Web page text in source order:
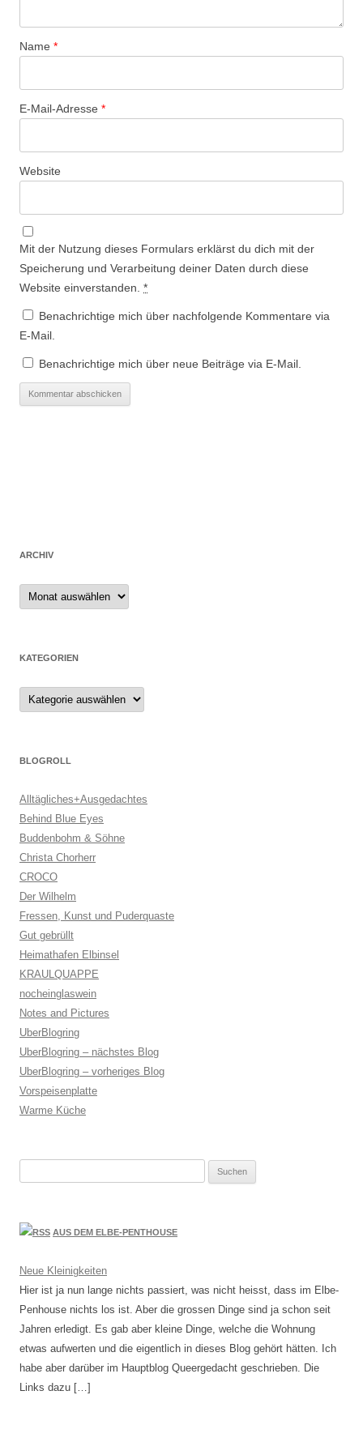
Name *
E-Mail-Adresse *
Website
Mit der Nutzung dieses Formulars erklärst du dich mit der
Speicherung und Verarbeitung deiner Daten durch diese
Website einverstanden. *
Benachrichtige mich über nachfolgende Kommentare via
E-Mail.
Benachrichtige mich über neue Beiträge via E-Mail.
ARCHIV
Archiv
KATEGORIEN
Kategorien
BLOGROLL
Alltägliches+Ausgedachtes
Behind Blue Eyes
Buddenbohm & Söhne
Christa Chorherr
CROCO
Der Wilhelm
Fressen, Kunst und Puderquaste
Gut gebrüllt
Heimathafen Elbinsel
KRAULQUAPPE
nocheinglaswein
Notes and Pictures
UberBlogring
UberBlogring – nächstes Blog
UberBlogring – vorheriges Blog
Vorspeisenplatte
Warme Küche
AUS DEM ELBE-PENTHOUSE
Neue Kleinigkeiten
Hier ist ja nun lange nichts passiert, was nicht heisst, dass im Elbe-
Penhouse nichts los ist. Aber die grossen Dinge sind ja schon seit
Jahren erledigt. Es gab aber kleine Dinge, welche die Wohnung
etwas aufwerten und die eigentlich in dieses Blog gehört hätten. Ich
habe aber darüber im Hauptblog Queergedacht geschrieben. Die
Links dazu […]